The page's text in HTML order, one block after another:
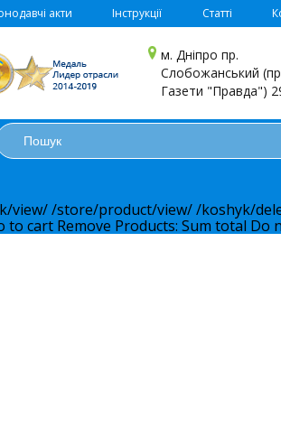
акти Інструкції Статті
м. Дніпро пр.
Слобожанський
Газети "Правда")
view//store/product/view//koshyk/
to cart Remove Products: Sum total Do